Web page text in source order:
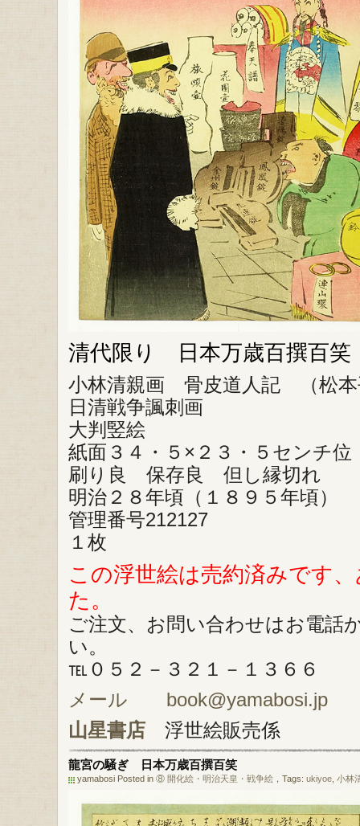
清代限り 日本万歳百撰百笑
小林清親画 骨皮道人記 （松本
日清戦争諷刺画
大判竪絵
紙面３４・５×２３・５センチ位
刷り良 保存良 但し縁切れ
明治２８年頃（１８９５年頃）
管理番号212127
１枚
この浮世絵は売約済みです
た。
ご注文、お問い合わせはお電話
い。
℡０５２－３２１－１３６６
メール book@yamabosi.jp
山星書店 浮世絵販売係
龍宮の騒ぎ 日本万歳百撰百笑
yamabosi Posted in ⑧ 開化絵・明治天皇・戦争絵 ，Tags: ukiyoe 小林